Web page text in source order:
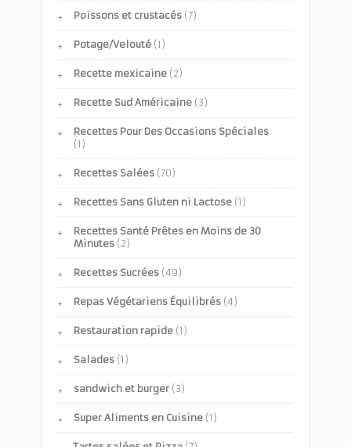
Poissons et crustacés (7)
Potage/Velouté (1)
Recette mexicaine (2)
Recette Sud Américaine (3)
Recettes Pour Des Occasions Spéciales
(1)
Recettes Salées (70)
Recettes Sans Gluten ni Lactose (1)
Recettes Santé Prêtes en Moins de 30
Minutes (2)
Recettes Sucrées (49)
Repas Végétariens Équilibrés (4)
Restauration rapide (1)
Salades (1)
sandwich et burger (3)
Super Aliments en Cuisine (1)